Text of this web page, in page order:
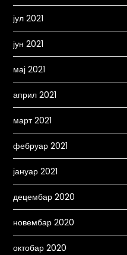
јул 2021
јун 2021
мај 2021
април 2021
март 2021
фебруар 2021
јануар 2021
децембар 2020
новембар 2020
октобар 2020